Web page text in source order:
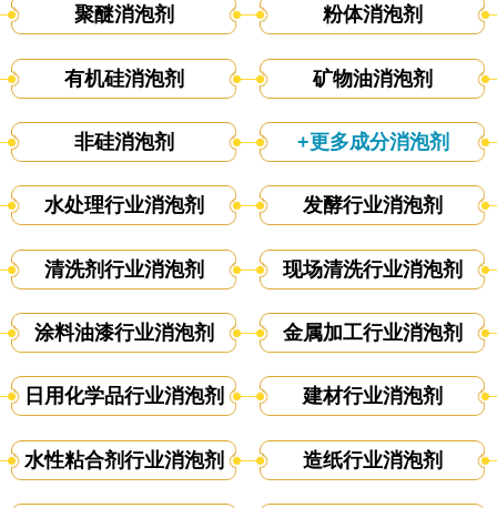
聚醚消泡剂 粉体消泡剂
有机硅消泡剂 矿物油消泡剂
非硅消泡剂 +更多成分消泡剂
水处理行业消泡剂 发酵行业消泡剂
清洗剂行业消泡剂 现场清洗行业消泡剂
涂料油漆行业消泡剂 金属加工行业消泡剂
日用化学品行业消泡剂 建材行业消泡剂
水性粘合剂行业消泡剂 造纸行业消泡剂